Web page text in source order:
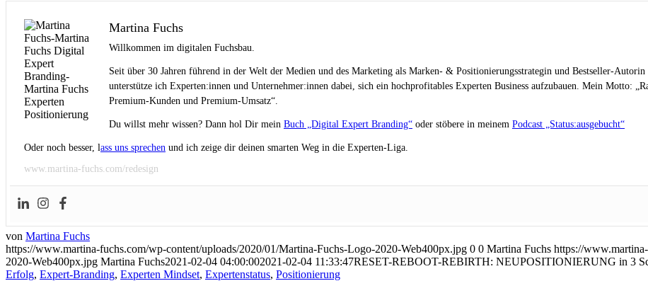
Martina Fuchs
Willkommen im digitalen Fuchsbau.
Seit über 30 Jahren führend in der Welt der Medien und des Marketing als Marken- & Positionierungsstrategin und Bestseller-
unterstütze ich Experten:innen und Unternehmer:innen dabei, sich ein hochprofitables Experten Business aufzubauen. Mein Motto:
Premium-Kunden und Premium-Umsatz“.
Du willst mehr wissen? Dann hol Dir mein Buch „Digital Expert Branding“ oder stöbere in meinem Podcast „Status:ausgebucht“
Oder noch besser, lass uns sprechen und ich zeige dir deinen smarten Weg in die Experten-Liga.
www.martina-fuchs.com/redesign
von Martina Fuchs
https://www.martina-fuchs.com/wp-content/uploads/2020/01/Martina-Fuchs-Logo-2020-Web400px.jpg 0 0 Martina Fuchs https://
2020-Web400px.jpg Martina Fuchs2021-02-04 04:00:002021-02-04 11:33:47RESET-REBOOT-REBIRTH: NEUPOSITIONIERUNG in 3
Erfolg, Expert-Branding, Experten Mindset, Expertenstatus, Positionierung